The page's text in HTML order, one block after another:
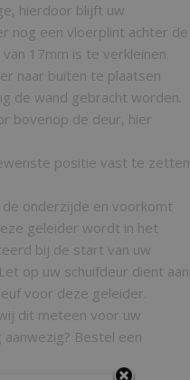
hierdoor blijft uw
nog een vloerplint achter de
17mm is te verkleinen
naar buiten te plaatsen
de wand gebracht worden.
bovenop de deur, hier
positie vast te zetten
onderzijde en voorkomt
geleider wordt in het
bij de start van uw
op uw schuifdeur dient aan
voor deze geleider.
dit meteen voor uw
Bestel een